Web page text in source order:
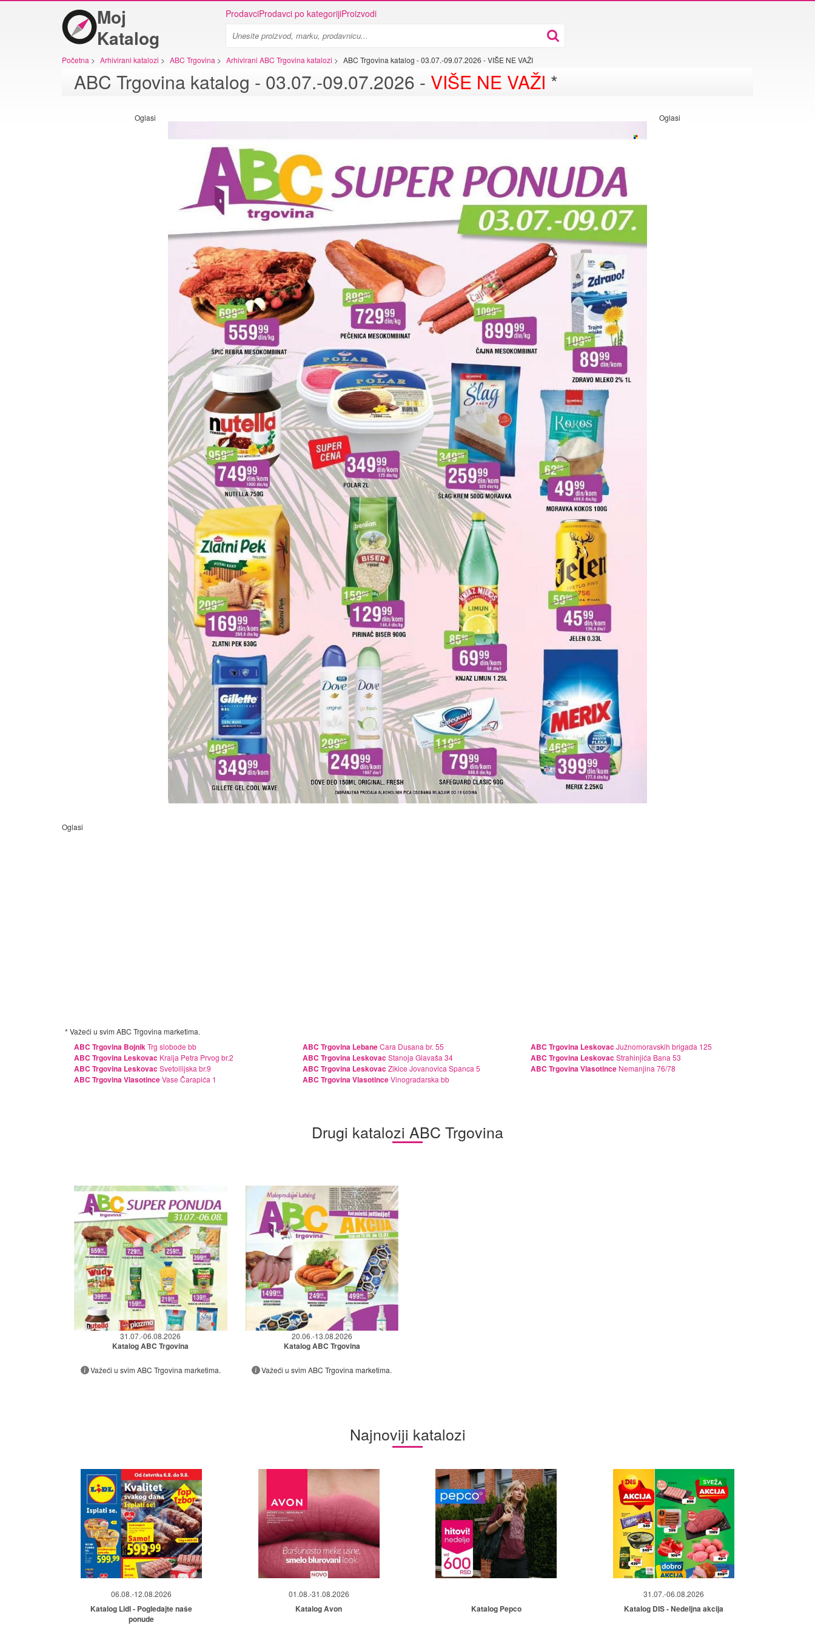
Moj
Katalog
ProdavciProdavci po kategorijiProizvodi
Početna > Arhivirani katalozi > ABC Trgovina > Arhivirani ABC Trgovina katalozi > ABC Trgovina katalog - 03.07.-09.07.2026 - VIŠE NE VAŽI
ABC Trgovina katalog - 03.07.-09.07.2026 - VIŠE NE VAŽI *
Oglasi Oglasi
Oglasi
* Važeći u svim ABC Trgovina marketima.
ABC Trgovina BojnikTrg slobode bb ABC Trgovina LebaneCara Dusana br. 55 ABC Trgovina LeskovacJužnomoravskih brigada 125
ABC Trgovina Leskovac Kralja Petra Prvog br.2 ABC Trgovina LeskovacStanoja Glavaša 34 ABC Trgovina LeskovacStrahinjića Bana 53
ABC Trgovina LeskovacSvetoilijska br.9 ABC Trgovina LeskovacZikice Jovanovica Spanca 5 ABC Trgovina Vlasotince Nemanjina 76/78
ABC Trgovina VlasotinceVase Čarapića 1 ABC Trgovina VlasotinceVinogradarska bb
Drugi katalozi ABC Trgovina
31.07.-06.08.2026
Katalog ABC Trgovina
Važeći u svim ABC Trgovina marketima.
20.06.-13.08.2026
Katalog ABC Trgovina
Važeći u svim ABC Trgovina marketima.
Najnoviji katalozi
06.08.-12.08.2026
Katalog Lidl - Pogledajte naše
ponude
01.08.-31.08.2026
Katalog Avon Katalog Pepco
31.07.-06.08.2026
Katalog DIS - Nedeljna akcija